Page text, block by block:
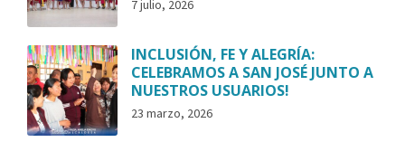
7 julio, 2026
INCLUSIÓN, FE Y ALEGRÍA:
CELEBRAMOS A SAN JOSÉ JUNTO A
NUESTROS USUARIOS!
23 marzo, 2026